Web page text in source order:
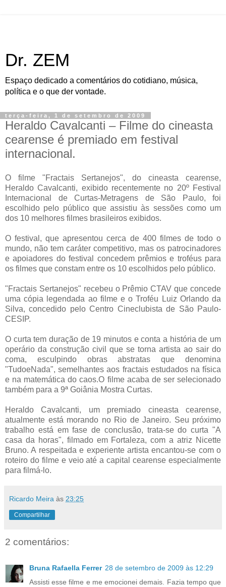
Dr. ZEM
Espaço dedicado a comentários do cotidiano, música,
política e o que der vontade.
terça-feira, 1 de setembro de 2009
Heraldo Cavalcanti – Filme do cineasta
cearense é premiado em festival
internacional.
O filme "Fractais Sertanejos", do cineasta cearense,
Heraldo Cavalcanti, exibido recentemente no 20º Festival
Internacional de Curtas-Metragens de São Paulo, foi
escolhido pelo público que assistiu às sessões como um
dos 10 melhores filmes brasileiros exibidos.
O festival, que apresentou cerca de 400 filmes de todo o
mundo, não tem caráter competitivo, mas os patrocinadores
e apoiadores do festival concedem prêmios e troféus para
os filmes que constam entre os 10 escolhidos pelo público.
"Fractais Sertanejos" recebeu o Prêmio CTAV que concede
uma cópia legendada ao filme e o Troféu Luiz Orlando da
Silva, concedido pelo Centro Cineclubista de São Paulo-
CESIP.
O curta tem duração de 19 minutos e conta a história de um
operário da construção civil que se torna artista ao sair do
coma, esculpindo obras abstratas que denomina
"TudoeNada", semelhantes aos fractais estudados na física
e na matemática do caos.O filme acaba de ser selecionado
também para a 9ª Goiânia Mostra Curtas.
Heraldo Cavalcanti, um premiado cineasta cearense,
atualmente está morando no Rio de Janeiro. Seu próximo
trabalho está em fase de conclusão, trata-se do curta "A
casa da horas", filmado em Fortaleza, com a atriz Nicette
Bruno. A respeitada e experiente artista encantou-se com o
roteiro do filme e veio até a capital cearense especialmente
para filmá-lo.
Ricardo Meira às 23:25
Compartilhar
2 comentários:
Bruna Rafaella Ferrer 28 de setembro de 2009 às 12:29
Assisti esse filme e me emocionei demais. Fazia tempo que